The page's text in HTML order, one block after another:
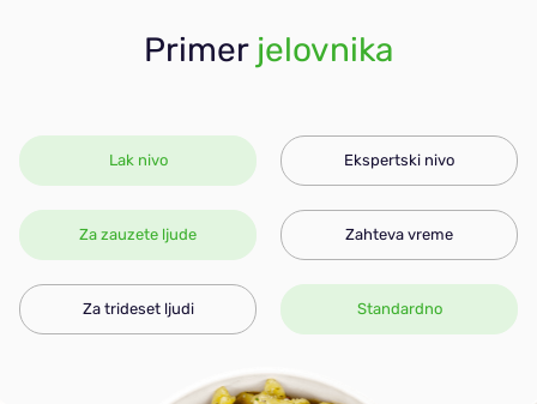
Primer jelovnika
Lak nivo Ekspertski nivo
Za zauzete ljude Zahteva vreme
Za trideset ljudi Standardno